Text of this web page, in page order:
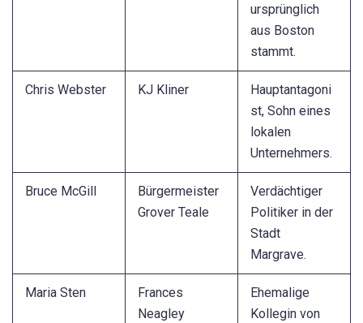
ursprünglich
aus Boston
stammt.
Chris Webster KJ Kliner
Hauptantagoni
st, Sohn eines
lokalen
Unternehmers.
Bruce McGill
Bürgermeister
Grover Teale
Verdächtiger
Politiker in der
Stadt
Margrave.
Maria Sten
Frances
Neagley
Ehemalige
Kollegin von